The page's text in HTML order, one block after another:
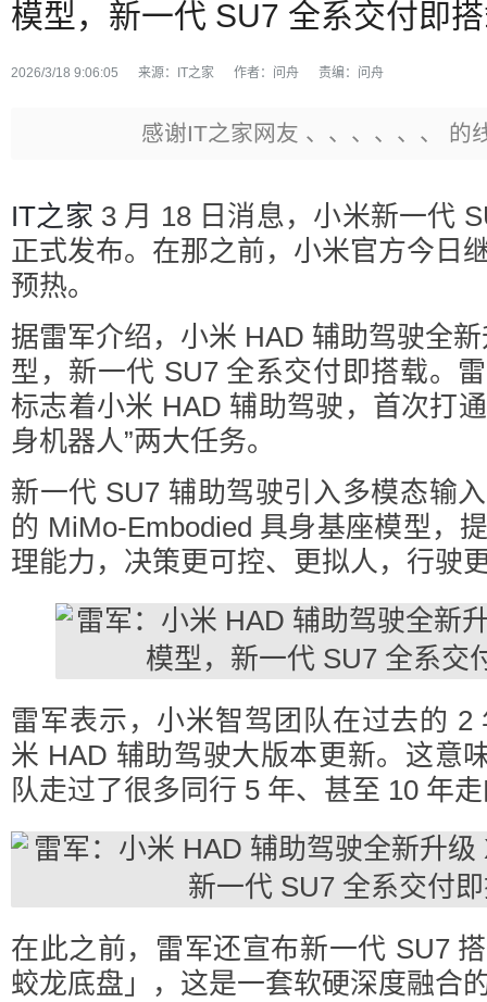
模型，新一代 SU7 全系交付即
2026/3/18 9:06:05 来源： IT之家 作者： 问舟 责编： 问舟
感谢IT之家网友 、、、、、、 的
IT之家 3 月 18 日消息，小米新一代
正式发布。在那之前，小米官方今日
预热。
据雷军介绍，小米 HAD 辅助驾驶全
型，新一代 SU7 全系交付即搭载。
标志着小米 HAD 辅助驾驶，首次打通
身机器人”两大任务。
新一代 SU7 辅助驾驶引入多模态输
的 MiMo-Embodied 具身基座模型，
理能力，决策更可控、更拟人，行驶
雷军表示，小米智驾团队在过去的 2
米 HAD 辅助驾驶大版本更新。这意
队走过了很多同行 5 年、甚至 10 年
在此之前，雷军还宣布新一代 SU7
蛟龙底盘」，这是一套软硬深度融合